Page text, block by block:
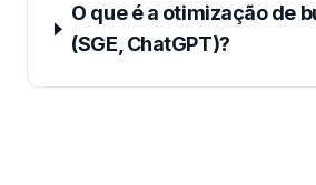
O que é a otimização de
(SGE, ChatGPT)?